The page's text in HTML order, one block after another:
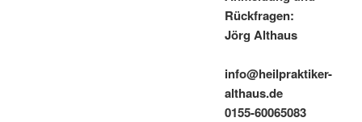
Rückfragen:
Jörg Althaus
info@heilpraktiker-
althaus.de
0155-60065083